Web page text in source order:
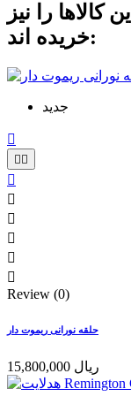
را نیز
خریده اند:
جدید

 






Review (0)
حلقه نورانی ریموت دار
15,800,000 ریال